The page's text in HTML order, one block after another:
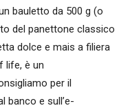
bauletto da 500 g (o
del panettone classico
dolce e mais a filiera
life, è un
per il
banco e sull’e-